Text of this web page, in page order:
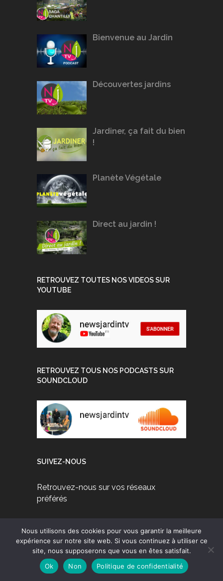
Bienvenue au Jardin
Découvertes jardins
Jardiner, ça fait du bien
!
Planète Végétale
Direct au jardin !
RETROUVEZ TOUTES NOS VIDEOS SUR
YOUTUBE
RETROUVEZ TOUS NOS PODCASTS SUR
SOUNDCLOUD
SUIVEZ-NOUS
Retrouvez-nous sur vos réseaux
préférés
Nous utilisons des cookies pour vous garantir la meilleure
expérience sur notre site web. Si vous continuez à utiliser ce
site, nous supposerons que vous en êtes satisfait.
Ok
Non Politique de confidentialité